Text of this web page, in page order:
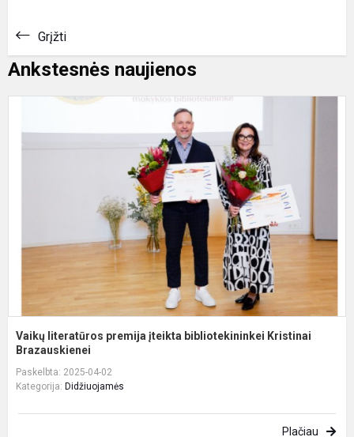
Grįžti
Ankstesnės naujienos
Vaikų literatūros premija įteikta bibliotekininkei Kristinai
Brazauskienei
Paskelbta: 2025-04-02
Kategorija: Didžiuojamės
Plačiau